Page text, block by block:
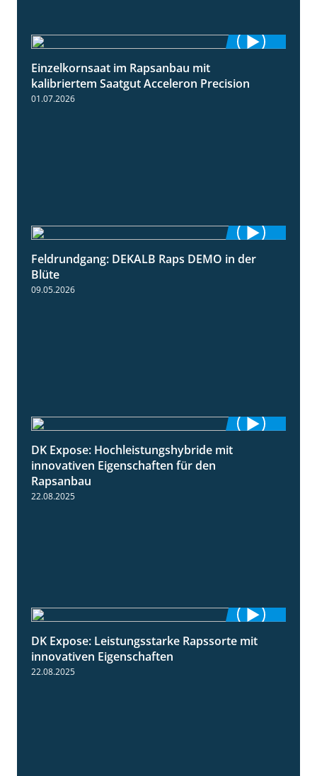
Einzelkornsaat im Rapsanbau mit
kalibriertem Saatgut Acceleron Precision
01.07.2026
2:37
Feldrundgang: DEKALB Raps DEMO in der
Blüte
09.05.2026
DK Expose: Hochleistungshybride mit
innovativen Eigenschaften für den
Rapsanbau
22.08.2025
2:28
DK Expose: Leistungsstarke Rapssorte mit
innovativen Eigenschaften
22.08.2025